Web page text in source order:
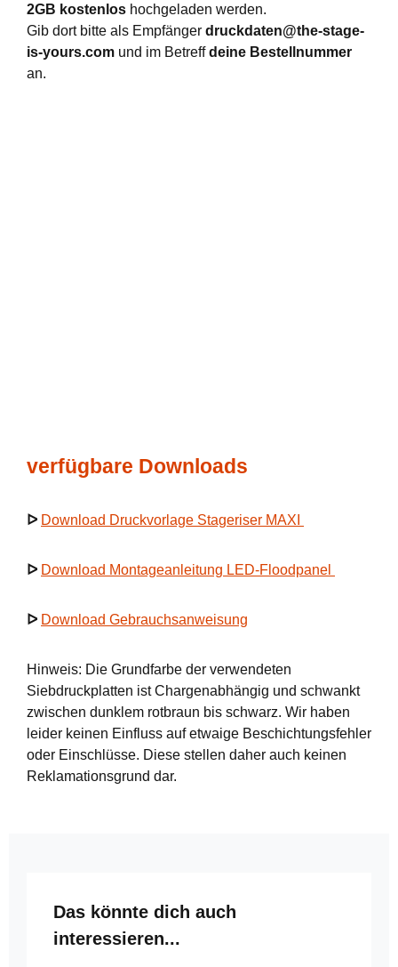
2GB kostenlos hochgeladen werden.
Gib dort bitte als Empfänger druckdaten@the-stage-
is-yours.com und im Betreffdeine Bestellnummer
an.
verfügbare Downloads
ᐅ Download Druckvorlage Stageriser MAXI
ᐅ Download Montageanleitung LED-Floodpanel
ᐅ Download Gebrauchsanweisung
Hinweis: Die Grundfarbe der verwendeten
Siebdruckplatten ist Chargenabhängig und schwankt
zwischen dunklem rotbraun bis schwarz. Wir haben
leider keinen Einfluss auf etwaige Beschichtungsfehler
oder Einschlüsse. Diese stellen daher auch keinen
Reklamationsgrund dar.
Produktgalerie überspringen
Das könnte dich auch
interessieren...